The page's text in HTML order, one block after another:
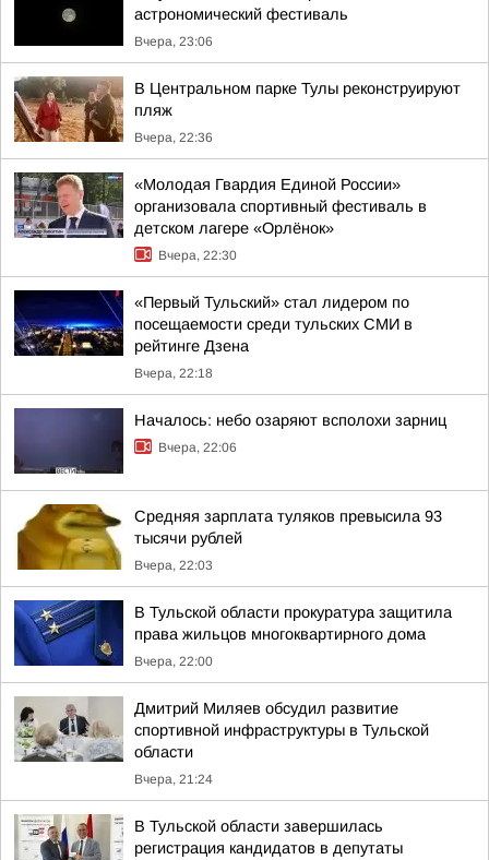
астрономический фестиваль
Вчера, 23:06
В Центральном парке Тулы реконструируют
пляж
Вчера, 22:36
«Молодая Гвардия Единой России»
организовала спортивный фестиваль в
детском лагере «Орлёнок»
Вчера, 22:30
«Первый Тульский» стал лидером по
посещаемости среди тульских СМИ в
рейтинге Дзена
Вчера, 22:18
Началось: небо озаряют всполохи зарниц
Вчера, 22:06
Средняя зарплата туляков превысила 93
тысячи рублей
Вчера, 22:03
В Тульской области прокуратура защитила
права жильцов многоквартирного дома
Вчера, 22:00
Дмитрий Миляев обсудил развитие
спортивной инфраструктуры в Тульской
области
Вчера, 21:24
В Тульской области завершилась
регистрация кандидатов в депутаты